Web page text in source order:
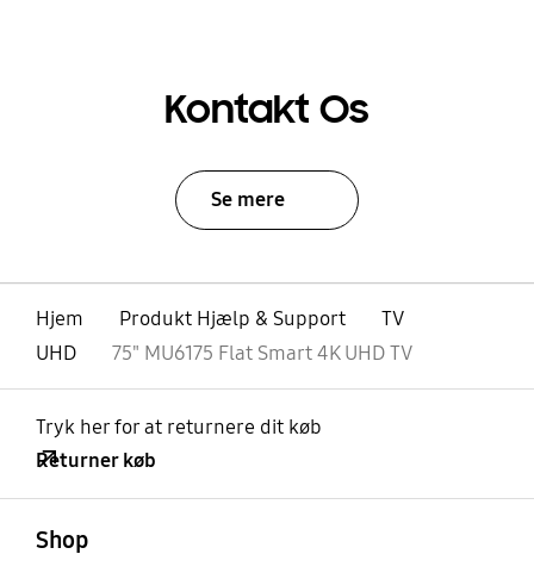
Kontakt Os
Se mere
Hjem Produkt Hjælp & Support
TV
UHD
75" MU6175 Flat Smart 4K UHD TV
Tryk her for at returnere dit køb
Returner køb
Shop